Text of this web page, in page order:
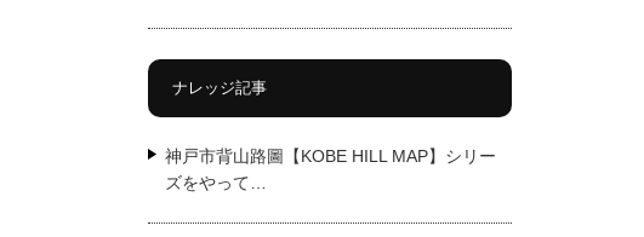
ナレッジ記事
神戸市背山路圖【KOBE HILL MAP】シリー
ズをやって…